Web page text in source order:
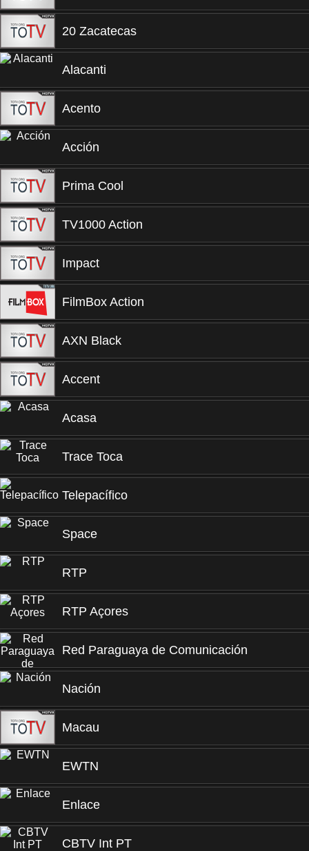
20 Zacatecas
Alacanti
Acento
Acción
Prima Cool
TV1000 Action
Impact
FilmBox Action
AXN Black
Accent
Acasa
Trace Toca
Telepacífico
Space
RTP
RTP Açores
Red Paraguaya de Comunicación
Nación
Macau
EWTN
Enlace
CBTV Int PT